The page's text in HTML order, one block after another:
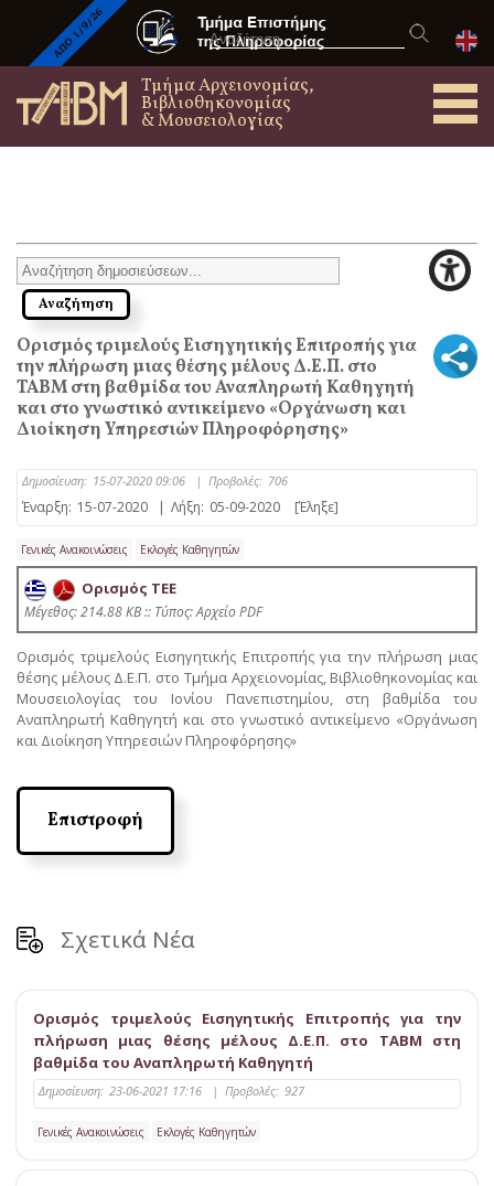
Τμήμα Αρχειονομίας,
Βιβλιοθηκονομίας
& Μουσειολογίας
Ορισμός τριμελούς Εισηγητικής Επιτροπής για
την πλήρωση μιας θέσης μέλους Δ.Ε.Π. στο
ΤΑΒΜ στη βαθμίδα του Αναπληρωτή Καθηγητή
και στο γνωστικό αντικείμενο «Οργάνωση και
Διοίκηση Υπηρεσιών Πληροφόρησης»
Δημοσίευση: 15-07-2020 09:06 | Προβολές: 706
Έναρξη: 15-07-2020 | Λήξη: 05-09-2020 [Έληξε]
Γενικές Ανακοινώσεις Εκλογές Καθηγητών
Ορισμός ΤΕΕ
Mέγεθος: 214.88 KB :: Τύπος: Αρχείο PDF
Ορισμός τριμελούς Εισηγητικής Επιτροπής για την πλήρωση μιας
θέσης μέλους Δ.Ε.Π. στο Τμήμα Αρχειονομίας, Βιβλιοθηκονομίας και
Μουσειολογίας του Ιονίου Πανεπιστημίου, στη βαθμίδα του
Αναπληρωτή Καθηγητή και στο γνωστικό αντικείμενο «Οργάνωση
και Διοίκηση Υπηρεσιών Πληροφόρησης»
Επιστροφή
Σχετικά Νέα
Ορισμός τριμελούς Εισηγητικής Επιτροπής για την
πλήρωση μιας θέσης μέλους Δ.Ε.Π. στο TABM στη
βαθμίδα του Αναπληρωτή Καθηγητή
Δημοσίευση: 23-06-2021 17:16 | Προβολές: 927
Γενικές Ανακοινώσεις Εκλογές Καθηγητών